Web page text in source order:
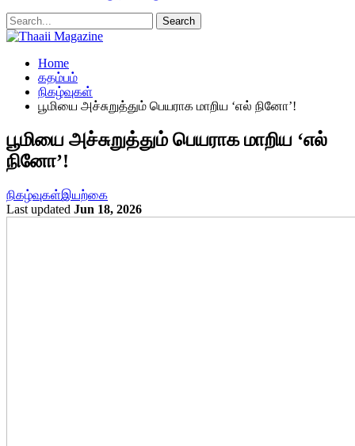
Home
கதம்பம்
நிகழ்வுகள்
பூமியை அச்சுறுத்தும் பெயராக மாறிய ‘எல் நினோ’!
பூமியை அச்சுறுத்தும் பெயராக மாறிய ‘எல்
நினோ’!
நிகழ்வுகள்இயற்கை
Last updated Jun 18, 2026